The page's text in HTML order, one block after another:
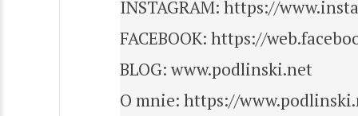
INSTAGRAM: https://
FACEBOOK: https://
BLOG: www.podlinski.net
O mnie: https://